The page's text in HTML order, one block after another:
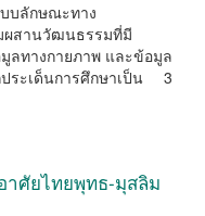
บลักษณะทาง
ผสานวัฒนธรรมที่มี
ลทางกายภาพ และข้อมูล
ระเด็นการศึกษาเป็น 3
าศัยไทยพุทธ-มุสลิม